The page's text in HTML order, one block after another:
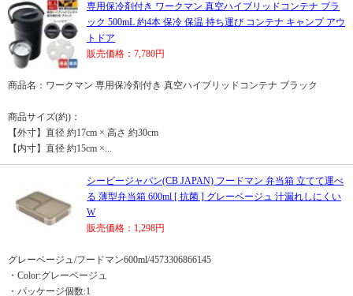
専用保冷剤付き ワークマン 真空ハイブリッドコンテナ ブラ
ック 500mL 約4本 保冷 保温 持ち運び コンテナ キャンプ アウ
トドア
販売価格：7,780円
商品名：ワークマン 専用保冷剤付き 真空ハイブリッドコンテナ ブラック
商品サイズ(約)：
【外寸】直径 約17cm × 高さ 約30cm
【内寸】直径 約15cm ×...
シービージャパン(CB JAPAN) フードマン 弁当箱 立てて運べ
る 薄型弁当箱 600ml [ 抗菌 ] グレーベージュ 汁漏れしにくい
W
販売価格：1,298円
グレーベージュ/フードマン600ml/4573306866145
・Color:グレーベージュ
・パッケージ個数:1